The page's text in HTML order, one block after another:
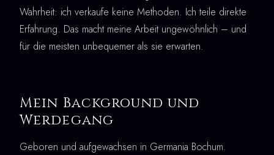
Wahrheit: ich verkaufe keine Methoden. Ich teile direkte
Erfahrung. Das macht meine Arbeit ungewöhnlich – und
für die meisten unbequemer als sie erwarten.
Mein Background und
Werdegang
Geboren und aufgewachsen in Germania Bochum.